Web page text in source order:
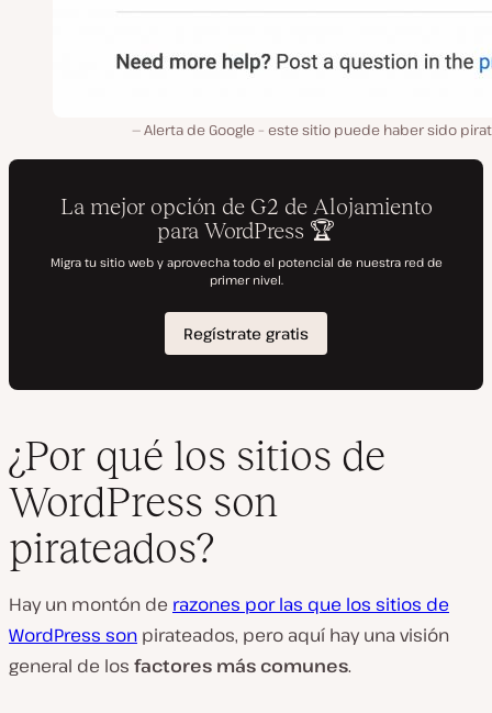
Alerta de Google – este sitio puede haber sido
¿Por qué los sitios de
WordPress son
pirateados?
Hay un montón de razones por las que los sitios de
WordPress son pirateados, pero aquí hay una visión
general de los factores más comunes.